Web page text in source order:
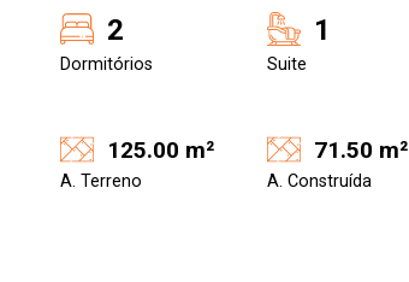
2
Dormitórios
1
Suite
125.00 m²
A. Terreno
71.50 m²
A. Construída